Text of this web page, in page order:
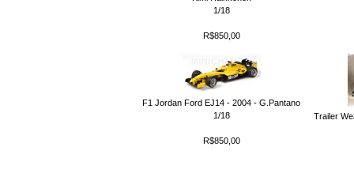
1/18
R$850,00
F1 Jordan Ford EJ14 - 2004 - G.Pantano
1/18
R$850,00
Trailer